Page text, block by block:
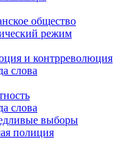
общество
режим
и контрреволюция
слова
слова
выборы
полиция